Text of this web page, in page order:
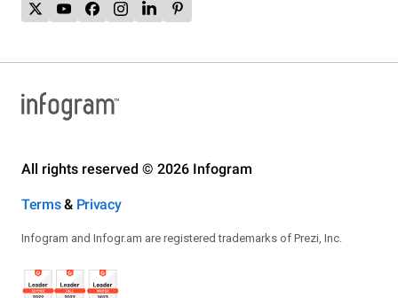
All rights reserved © 2026 Infogram
Terms& Privacy
Infogram and Infogr.am are registered trademarks of Prezi, Inc.